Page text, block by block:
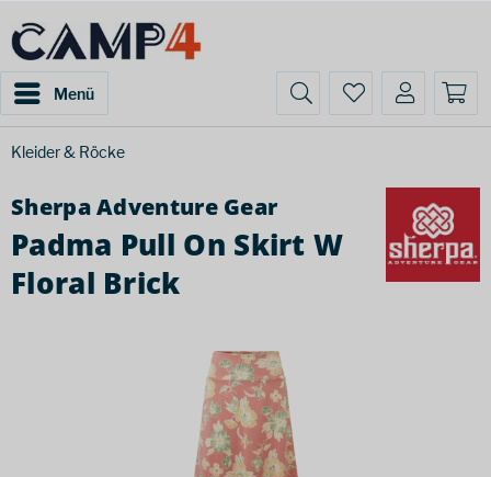
Menü
Kleider & Röcke
Sherpa Adventure Gear
Padma Pull On Skirt W
Floral Brick